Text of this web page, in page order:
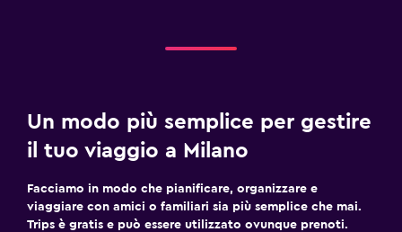
Un modo più semplice per gestire
il tuo viaggio a Milano
Facciamo in modo che pianificare, organizzare e
viaggiare con amici o familiari sia più semplice che mai.
Trips è gratis e può essere utilizzato ovunque prenoti.